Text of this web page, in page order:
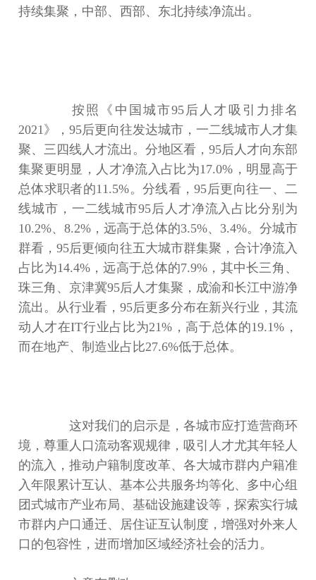
持续集聚，中部、西部、东北持续净流出。
按照《中国城市95后人才吸引力排名
2021》，95后更向往发达城市，一二线城市人才集
聚、三四线人才流出。分地区看，95后人才向东部
集聚更明显，人才净流入占比为17.0%，明显高于
总体求职者的11.5%。分线看，95后更向往一、二
线城市，一二线城市95后人才净流入占比分别为
10.2%、8.2%，远高于总体的3.5%、3.4%。分城市
群看，95后更倾向往五大城市群集聚，合计净流入
占比为14.4%，远高于总体的7.9%，其中长三角、
珠三角、京津冀95后人才集聚，成渝和长江中游净
流出。从行业看，95后更多分布在新兴行业，其流
动人才在IT行业占比为21%，高于总体的19.1%，
而在地产、制造业占比27.6%低于总体。
这对我们的启示是，各城市应打造营商环
境，尊重人口流动客观规律，吸引人才尤其年轻人
的流入，推动户籍制度改革、各大城市群内户籍准
入年限累计互认、基本公共服务均等化、多中心组
团式城市产业布局、基础设施建设等，探索实行城
市群内户口通迁、居住证互认制度，增强对外来人
口的包容性，进而增加区域经济社会的活力。